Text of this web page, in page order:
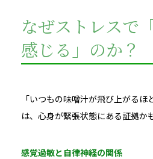
なぜストレスで
感じる」のか？
「いつもの味噌汁が飛び上がる
は、心身が緊張状態にある証拠か
感覚過敏と自律神経の関係